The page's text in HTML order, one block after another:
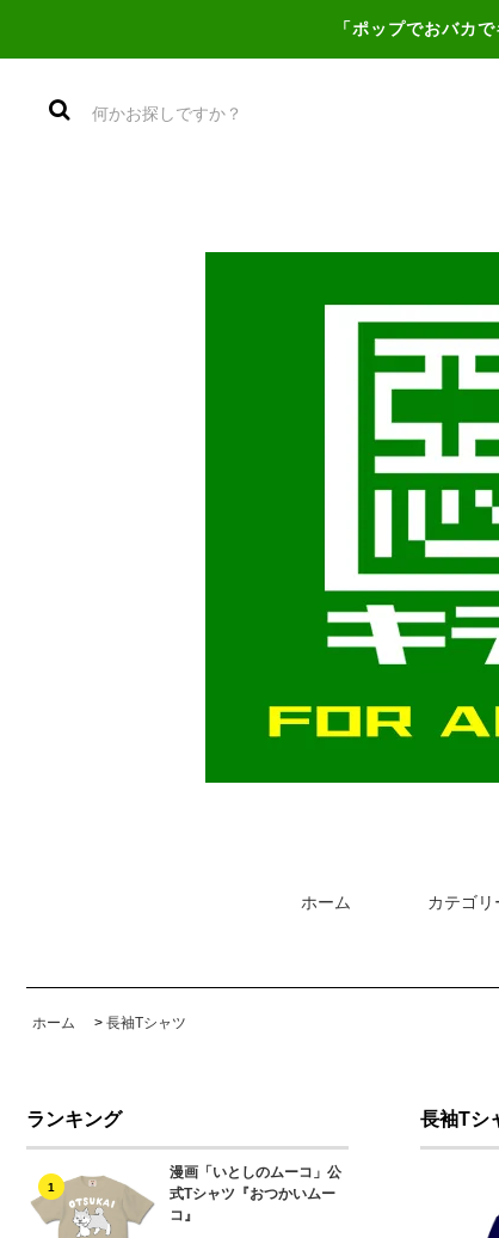
「ポップでおバカ
ホーム カテゴリ
ホーム > 長袖Tシャツ
ランキング
1
漫画「いとしのムーコ」公
式Tシャツ『おつかいムー
コ』
長袖Tシ